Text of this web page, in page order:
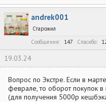
а
к
ц
и
и
andrek001
Старожил
Сообщения
147 Спасибо
19.03.24
Вопрос по Экстре. Если в
феврале, то оборот покупок
(для получения 5000р